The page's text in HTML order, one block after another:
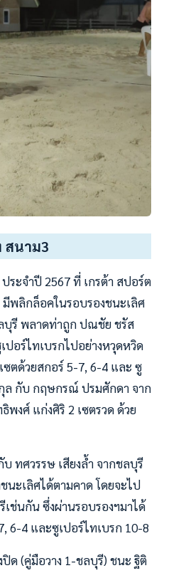
สนาม3
ระจำปี 2567 ที่ เกรต้า สปอร์ต
พลิกล็อคในรอบรองชนะเลิศ
บุรี พลาดท่าถูก ปณชัย ชรัส
อร์ไทเบรกไปอย่างหวุดหวิด
ตด้วยสกอร์ 5-7, 6-4 และ ซู
กุล กับ กฤษกรณ์ ปรมศักดา จาก
งศ์ แก่งศิริ 2 เซตรวด ด้วย
ทศวรรษ เสียงล้ำ จากชลบุรี
ะเลิศได้ตามคาด โดยจะไป
เช่นกัน ซึ่งผ่านรอบรองฯมาได้
6-4 และซูเปอร์ไทเบรก 10-8
ด (คู่มือวาง 1-ชลบุรี) ชนะ ฐิติ